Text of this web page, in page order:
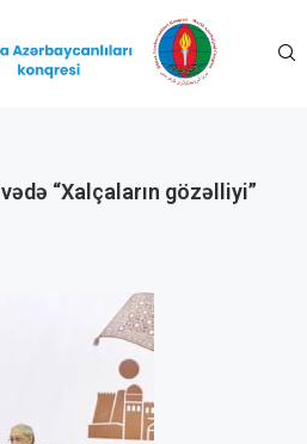
“Xalçaların gözəlliyi”